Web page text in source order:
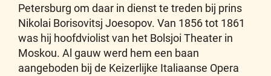
Petersburg om daar in dienst te treden bij prins
Nikolai Borisovitsj Joesopov. Van 1856 tot 1861
was hij hoofdviolist van het Bolsjoi Theater in
Moskou. Al gauw werd hem een baan
aangeboden bij de Keizerlijke Italiaanse Opera